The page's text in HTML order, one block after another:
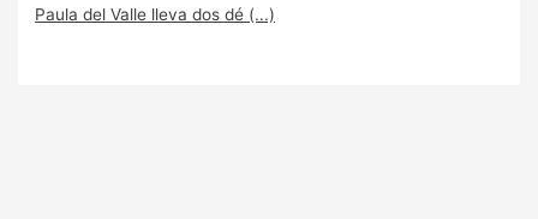
Paula del Valle lleva dos dé (...)